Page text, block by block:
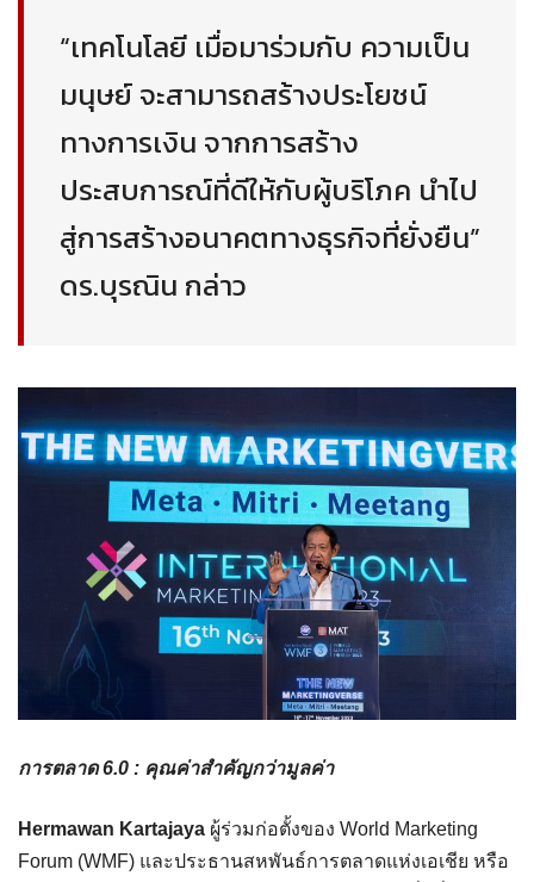
“เทคโนโลยี เมื่อมาร่วมกับ ความเป็น
มนุษย์ จะสามารถสร้างประโยชน์
ทางการเงิน จากการสร้าง
ประสบการณ์ที่ดีให้กับผู้บริโภค นำไป
สู่การสร้างอนาคตทางธุรกิจที่ยั่งยืน”
ดร.บุรณิน กล่าว
การตลาด 6.0 : คุณค่าสำคัญกว่ามูลค่า
Hermawan Kartajaya ผู้ร่วมก่อตั้งของ World Marketing
Forum (WMF) และประธานสหพันธ์การตลาดแห่งเอเชีย หรือ